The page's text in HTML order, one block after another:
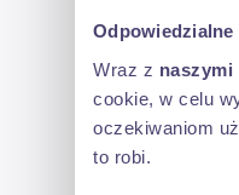
Wraz z naszymi
cookie, w celu
oczekiwaniom
to robi.